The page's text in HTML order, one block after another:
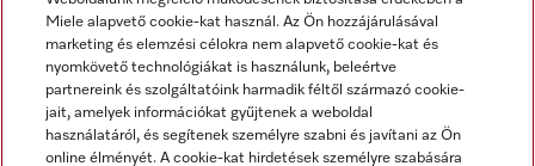
Miele alapvető cookie-kat használ. Az Ön hozzájárulásával
marketing és elemzési célokra nem alapvető cookie-kat és
nyomkövető technológiákat is használunk, beleértve
partnereink és szolgáltatóink harmadik féltől származó cookie-
jait, amelyek információkat gyűjtenek a weboldal
használatáról, és segítenek személyre szabni és javítani az Ön
online élményét. A cookie-kat hirdetések személyre szabására